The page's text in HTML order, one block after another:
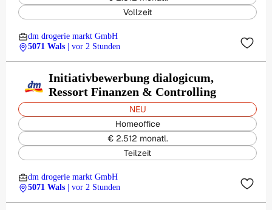
Vollzeit
dm drogerie markt GmbH
5071 Wals
| vor 2 Stunden
Initiativbewerbung dialogicum,
Ressort Finanzen & Controlling
NEU
Homeoffice
€ 2.512 monatl.
Teilzeit
dm drogerie markt GmbH
5071 Wals
| vor 2 Stunden